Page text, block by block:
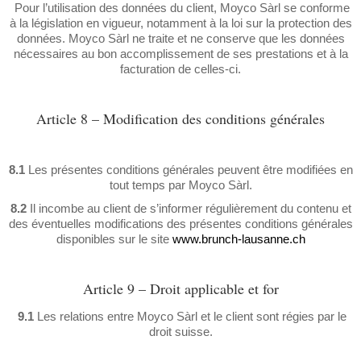
Pour l’utilisation des données du client, Moyco Sàrl se conforme
à la législation en vigueur, notamment à la loi sur la protection des
données. Moyco Sàrl ne traite et ne conserve que les données
nécessaires au bon accomplissement de ses prestations et à la
facturation de celles-ci.
Article 8 – Modification des conditions générales
8.1 Les présentes conditions générales peuvent être modifiées en
tout temps par Moyco Sàrl.
8.2
Il incombe au client de s’informer régulièrement du contenu et
des éventuelles modifications des présentes conditions générales
disponibles sur le site www.brunch-lausanne.ch
Article 9 – Droit applicable et for
9.1 Les relations entre Moyco Sàrl et le client sont régies par le
droit suisse.